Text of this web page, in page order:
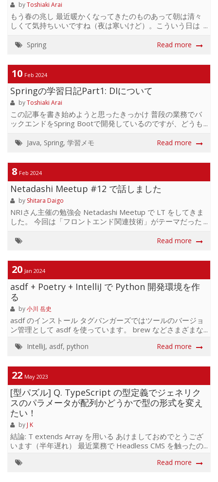
byToshiaki Arai
もう春の兆し 最近暖かくなってきたのものあって朝は清々
しくて気持ちいいですね（夜は寒いけど）。こういう日は
がらいつもゴロゴロしてます笑。 とはいえ運動不足も嫌な
かふくらはぎが第二の心臓らしい？（のでちょっと調べて
みた） ふくらはぎの筋肉を動かすことで、足に滞っている
血液を心臓の方へ押し戻すことができます。 このことか
ら、ふくらはぎは別名「第二の心臓」 と呼ばれており、と
ても大切な働きをしているのです。 なるほど、血液を心臓
に押し戻さないといけないとどうなる？・・・って想像し
たらなんとなく茶番...
Spring Read more
10 Feb 2024
Springの学習日記Part1: DIについて
byToshiaki Arai
この記事を書き始めようと思ったきっかけ 普段の業務でバ
ックエンドをSpring Bootで開発しているのですが、どうも
わかり、また何がわからないのかをうまく言語化した上で
語化する練習をすることを勧められた経緯もあって、自身
の過去をよくよく振り返ってみた結果、コードを書いてい
く中で湧いてきた疑問や、自身の考えについてよく整理で
きていないまま（最適なワードが見つからないまま）相手
に伝えていたことがしばしばありました。 当然その状態で
は、自分が求めている情報について検索したり相手から情
報を...
Java, Spring, 学習メモ Read more
8 Feb 2024
Netadashi Meetup #12 で話しました
by Shitara Daigo
NRIさん主催の勉強会 Netadashi Meetup で LT をしてきま
した。 今回は「フロントエンド関連技術」がテーマだった
お題にしました。 スライドはこちら BuckleScript が
った感のある Reason でしたが、Melange という新しい
OCaml to JS コンパイラが登場したことで Reason が再始動
している感があります。 静的な型システムと型推論、
Variant、Option / Result 型、Pipe 演算子、パターンマッ
チン...
Read more
20 Jan 2024
asdf + Poetry + IntelliJ で Python 開発環境を作
る
by小川 岳史
asdf のインストール タグバンガーズではツールのバージョ
ン管理として asdf を使っています。 brew などさまざまな
vm.com/guide/getting-started.html Python のインストー
local python 3.11.7 Poetry のインストール asdf plugin-add
poetry asdf install poetry latest asdf global poet...
IntelliJ, asdf, python Read more
22 May 2023
[型パズル] Q. TypeScript の型定義でジェネリク
スのパラメータが配列かどうかで型の形式を変え
たい！
by J K
結論: T extends Array を用いる あけましておめでとうござ
います（半年遅れ） 最近業務で Headless CMS を触ったの
になって最近ので最近遊んでいるのですが、その際に API
Read more